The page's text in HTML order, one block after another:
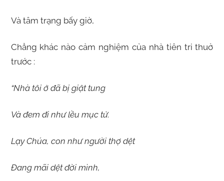
Và tâm trạng bấy giờ,
Chẳng khác nào cảm nghiệm của nhà tiên tri thuở
trước :
“Nhà tôi ở đã bị giật tung
Và đem đi như lều mục tử.
Lạy Chúa, con như người thợ dệt
Đang mãi dệt đời mình,